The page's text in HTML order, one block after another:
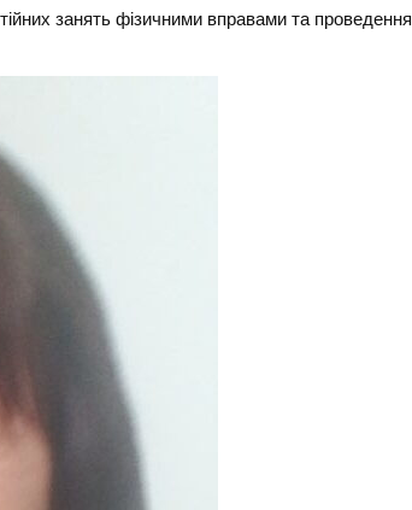
занять фізичними вправами та проведення